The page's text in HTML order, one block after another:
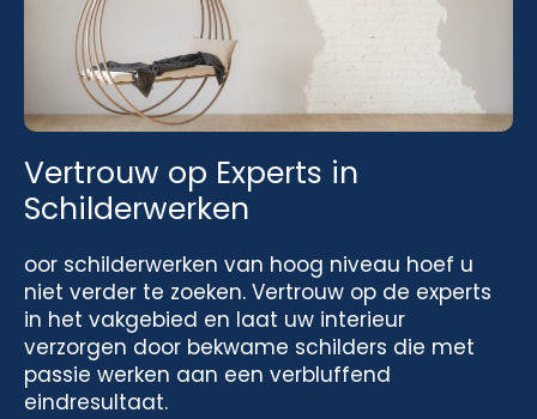
Vertrouw op Experts in
Schilderwerken
oor schilderwerken van hoog niveau hoef u
niet verder te zoeken. Vertrouw op de experts
in het vakgebied en laat uw interieur
verzorgen door bekwame schilders die met
passie werken aan een verbluffend
eindresultaat.